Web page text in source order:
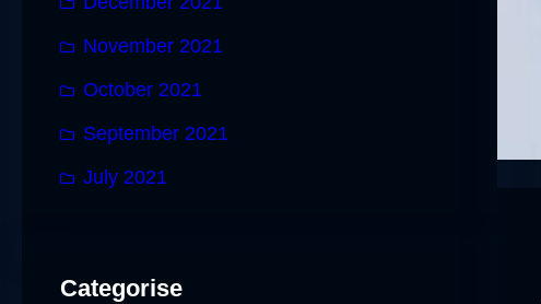
November 2021
October 2021
September 2021
July 2021
Categorise